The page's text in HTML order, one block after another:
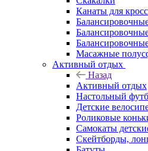
Канаты для
Масажные
Активный отдых
Назад
Активный отдых
Настольный
Детские
Роликовые
Самокаты
Скейтборды,